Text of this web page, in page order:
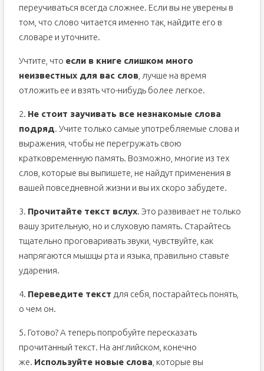
переучиваться всегда сложнее. Если вы не уверены в
том, что слово читается именно так, найдите его в
словаре и уточните.
Учтите, что если в книге слишком много
неизвестных для вас слов, лучше на время
отложить ее и взять что-нибудь более легкое.
2. Не стоит заучивать все незнакомые слова
подряд. Учите только самые употребляемые слова и
выражения, чтобы не перегружать свою
кратковременную память. Возможно, многие из тех
слов, которые вы выпишете, не найдут применения в
вашей повседневной жизни и вы их скоро забудете.
3. Прочитайте текст вслух. Это развивает не только
вашу зрительную, но и слуховую память. Старайтесь
тщательно проговаривать звуки, чувствуйте, как
напрягаются мышцы рта и языка, правильно ставьте
ударения.
4. Переведите текст для себя, постарайтесь понять,
о чем он.
5. Готово? А теперь попробуйте пересказать
прочитанный текст. На английском, конечно
же. Используйте новые слова , которые вы